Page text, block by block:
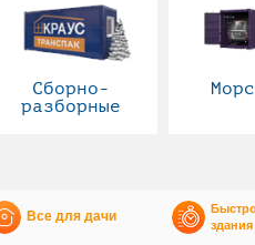
Сборно-
разборные
Все для дачи
здания